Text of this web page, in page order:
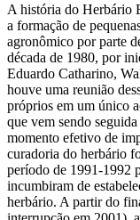
A história do Herbário
a formação de
agronômico por parte
década de 1980, por
Eduardo Catharino,
houve uma reunião
próprios em um único
que vem sendo
momento efetivo de
curadoria do herbário
período de 1991-1992
incumbiram de
herbário. A partir do